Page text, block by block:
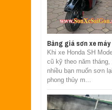
Bảng giá sơn xe
Khi xe Honda SH
cũ kỹ theo năm
nhiều bạn muốn sơn
phong thủy m...